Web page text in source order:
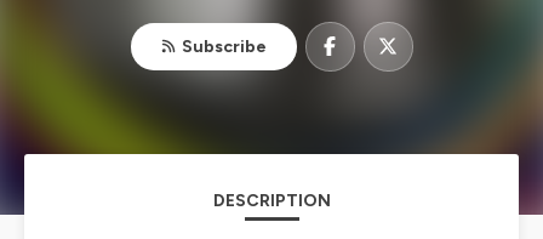
Subscribe
DESCRIPTION